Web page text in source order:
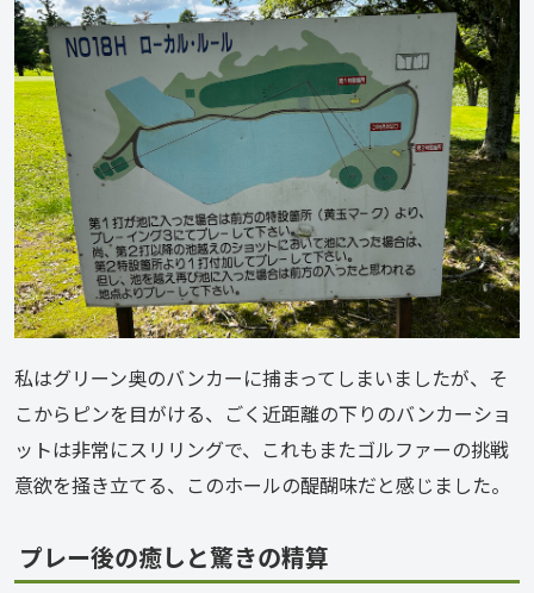
私はグリーン奥のバンカーに捕まってしまいましたが、そ
こからピンを目がける、ごく近距離の下りのバンカーショ
ットは非常にスリリングで、これもまたゴルファーの挑戦
意欲を掻き立てる、このホールの醍醐味だと感じました。
プレー後の癒しと驚きの精算